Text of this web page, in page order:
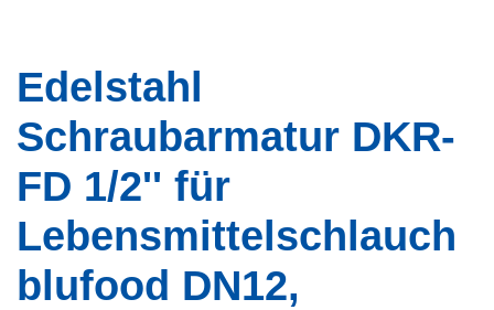
Edelstahl
Schraubarmatur DKR-
FD 1/2'' für
Lebensmittelschlauch
blufood DN12,